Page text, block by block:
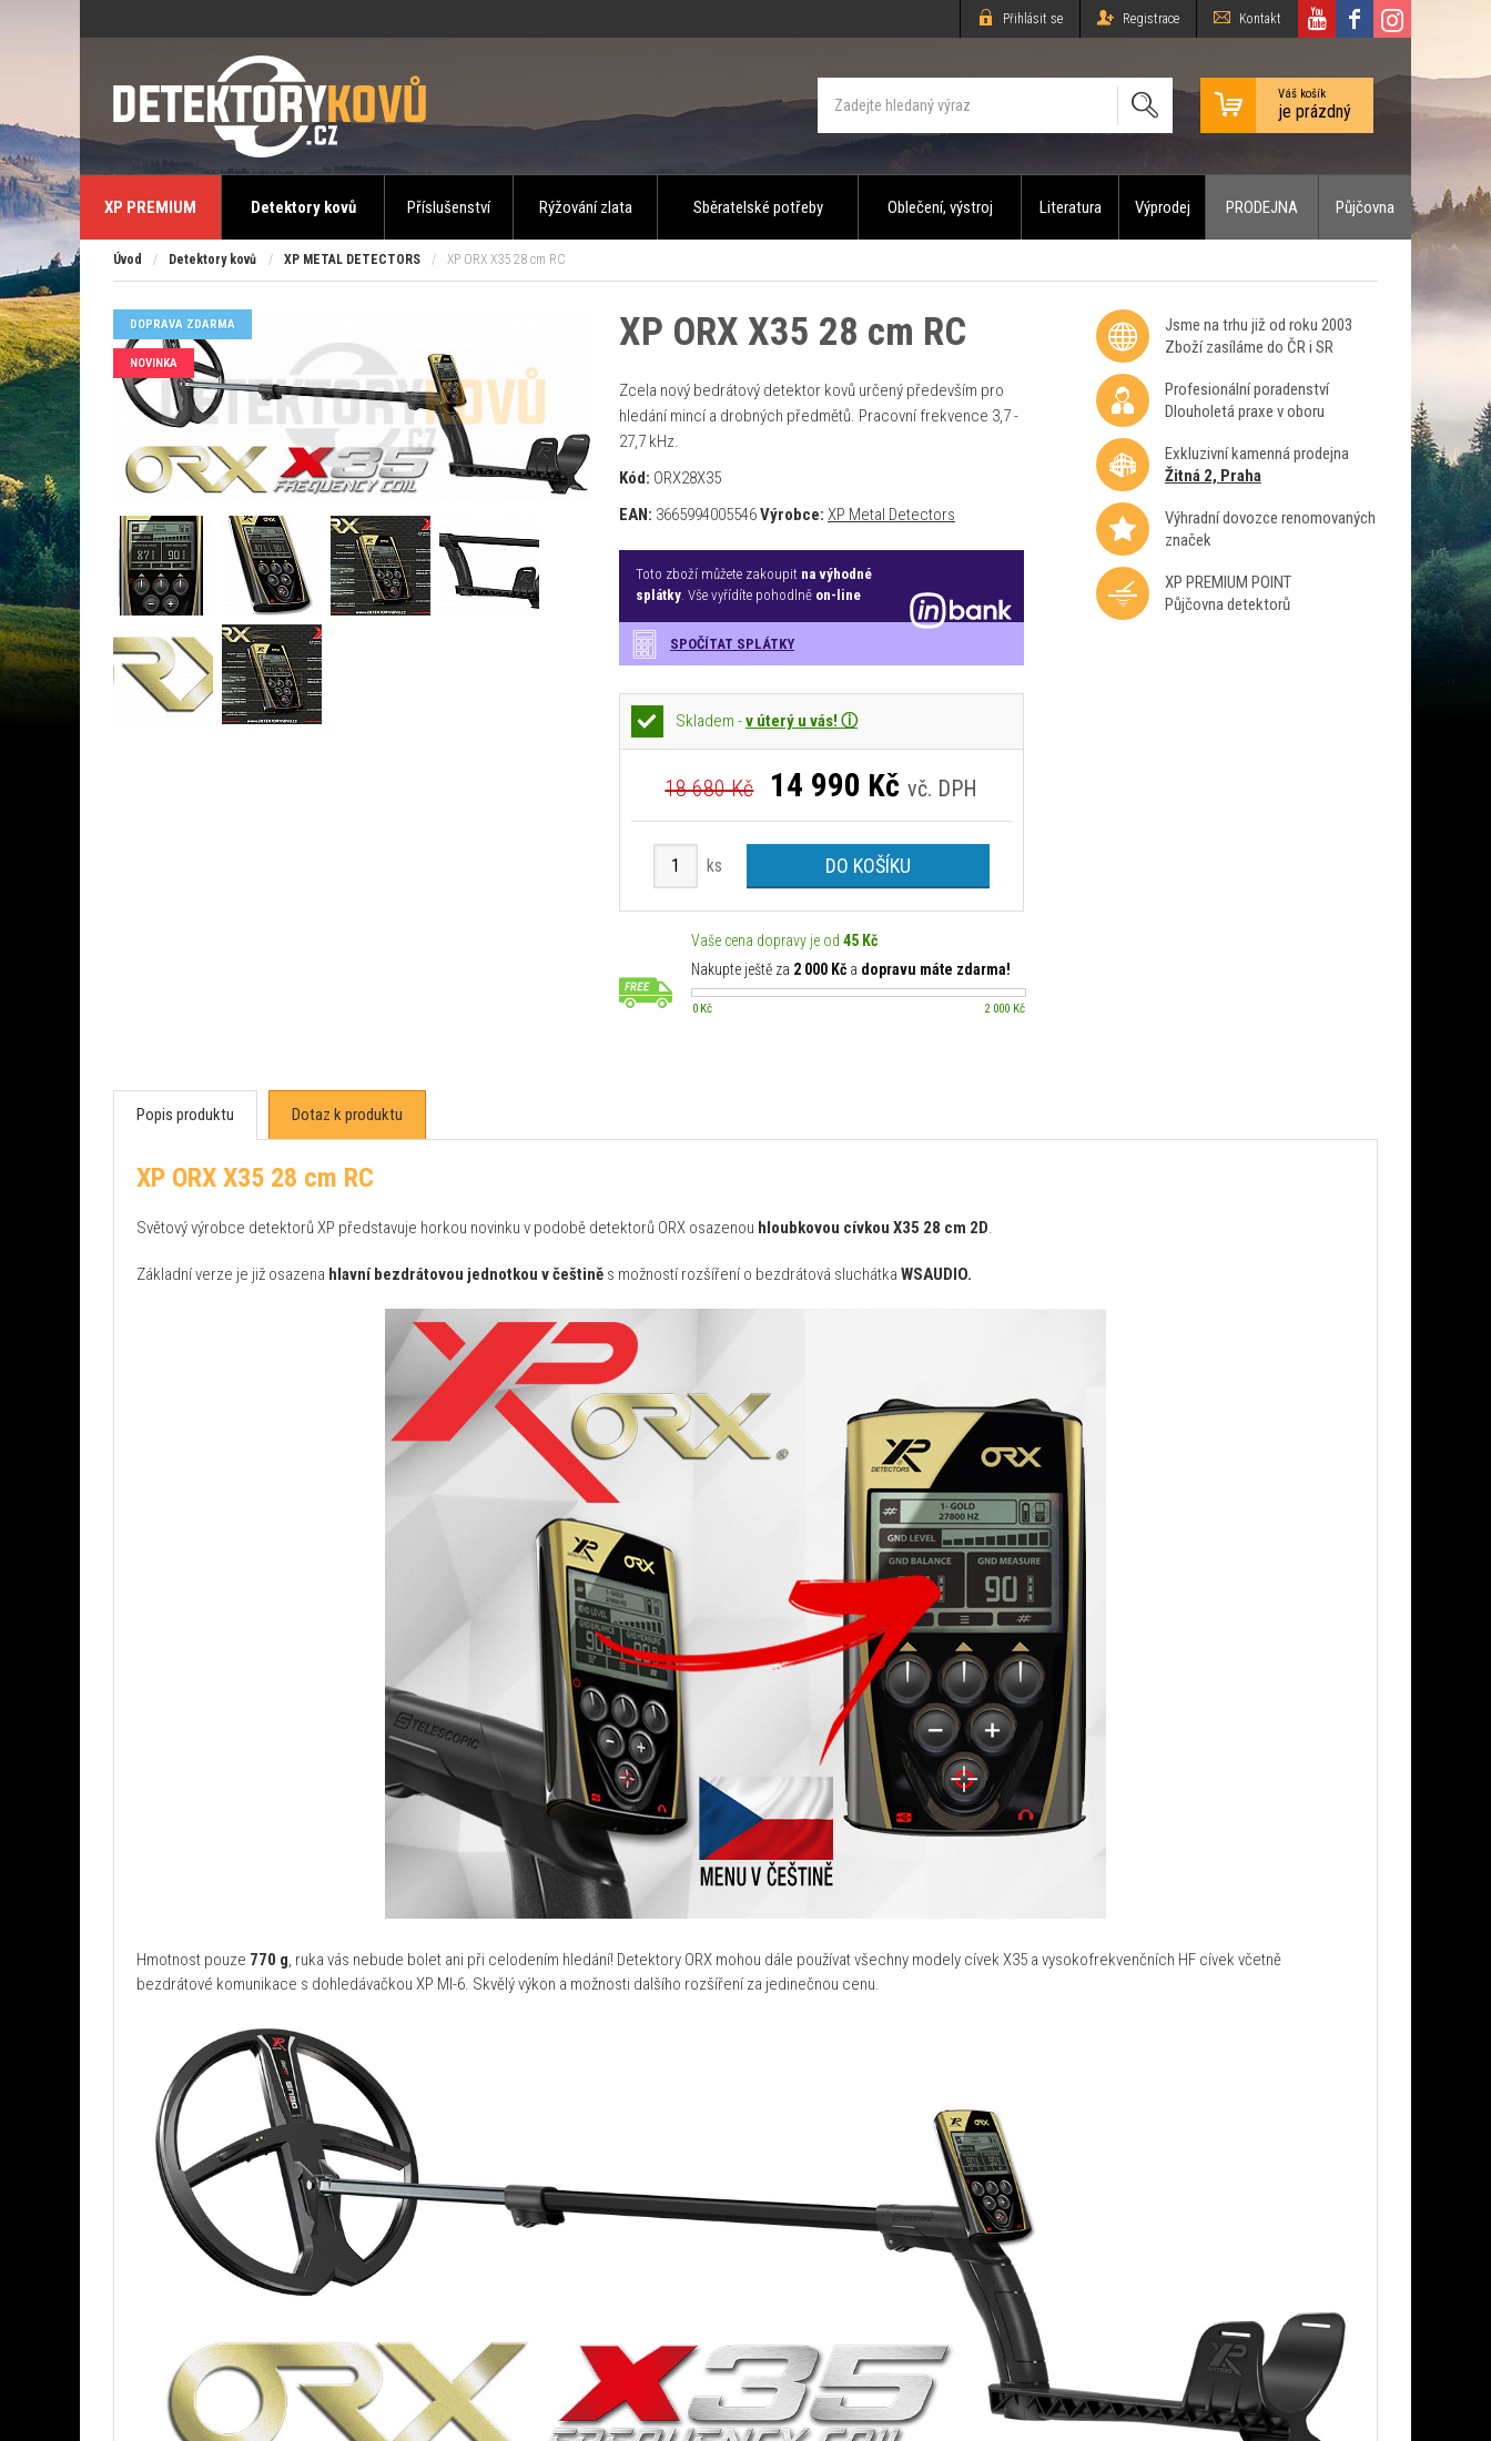
Přihlásit se Registrace Kontakt
Váš košík
je prázdný
XP PREMIUM Detektory kovů Příslušenství Rýžování zlata Sběratelské potřeby Oblečení, výstroj Literatura Výprodej PRODEJNA Půjčovna
Úvod / Detektory kovů / XP METAL DETECTORS / XP ORX X35 28 cm RC
DOPRAVA ZDARMA
NOVINKA
XP ORX X35 28 cm RC
Zcela nový bedrátový detektor kovů určený především pro
hledání mincí a drobných předmětů. Pracovní frekvence 3,7 -
27,7 kHz.
Kód: ORX28X35
EAN: 3665994005546Výrobce: XP Metal Detectors
Toto zboží můžete zakoupit na výhodné
splátky. Vše vyřídíte pohodlně on-line
SPOČÍTAT SPLÁTKY
Skladem -v úterý u vás! ⓘ
18 680 Kč 14 990 Kč vč. DPH
ks DO KOŠÍKU
Vaše cena dopravy je od 45 Kč
Nakupte ještě za 2 000 Kča dopravu máte zdarma!
0 Kč 2 000 Kč
Jsme na trhu již od roku 2003
Zboží zasíláme do ČR i SR
Profesionální poradenství
Dlouholetá praxe v oboru
Exkluzivní kamenná prodejna
Žitná 2, Praha
Výhradní dovozce renomovaných
značek
XP PREMIUM POINT
Půjčovna detektorů
Popis produktu Dotaz k produktu
XP ORX X35 28 cm RC
Světový výrobce detektorů XP představuje horkou novinku v podobě detektorů ORX osazenou hloubkovou cívkou X35 28 cm 2D.
Základní verze je již osazena hlavní bezdrátovou jednotkou v češtině s možností rozšíření o bezdrátová sluchátka WSAUDIO.
Hmotnost pouze 770 g, ruka vás nebude bolet ani při celodením hledání! Detektory ORX mohou dále používat všechny modely cívek X35 a vysokofrekvenčních HF cívek včetně
bezdrátové komunikace s dohledávačkou XP MI-6. Skvělý výkon a možnosti dalšího rozšíření za jedinečnou cenu.